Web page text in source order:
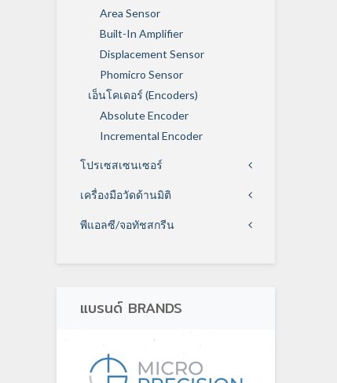
Area Sensor
Built-In Amplifier
Displacement Sensor
Phomicro Sensor
เอ็นโคเดอร์ (Encoders)
Absolute Encoder
Incremental Encoder
โปรเซสเซนเซอร์
เครื่องมือวัดด้านมิติ
พีแอลซี/จอทัชสกรีน
แบรนด์ BRANDS